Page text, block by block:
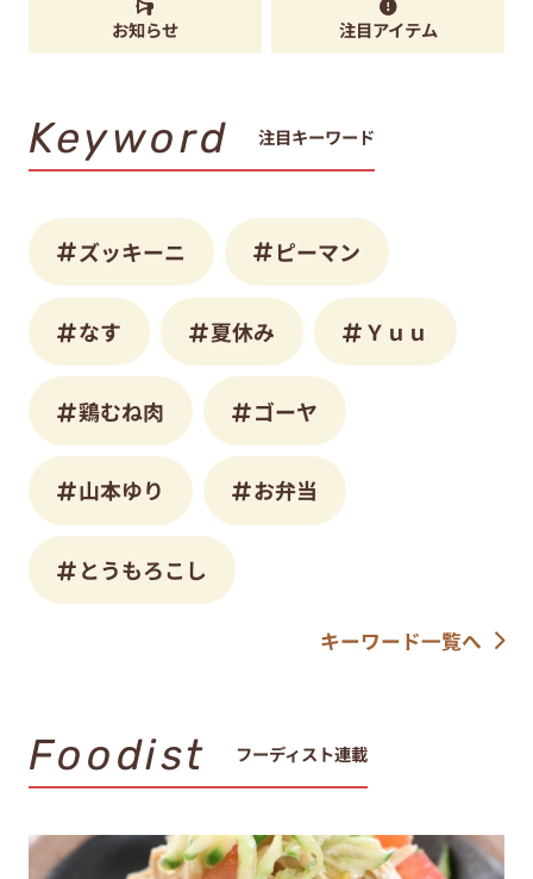
お知らせ 注目アイテム
Keyword 注目キーワード
ズッキーニ ピーマン
なす 夏休み Ｙｕｕ
鶏むね肉 ゴーヤ
山本ゆり お弁当
とうもろこし
キーワード一覧へ
Foodist フーディスト連載